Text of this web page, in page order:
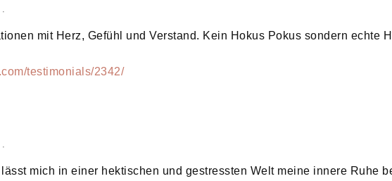
·
mit Herz, Gefühl und Verstand. Kein Hokus Pokus sondern echte
testimonials/2342/
·
mich in einer hektischen und gestressten Welt meine innere Ruhe